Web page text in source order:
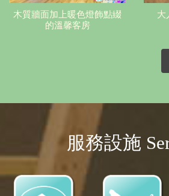
木質牆面加上暖色燈飾點綴
的溫馨客房
大
服務設施